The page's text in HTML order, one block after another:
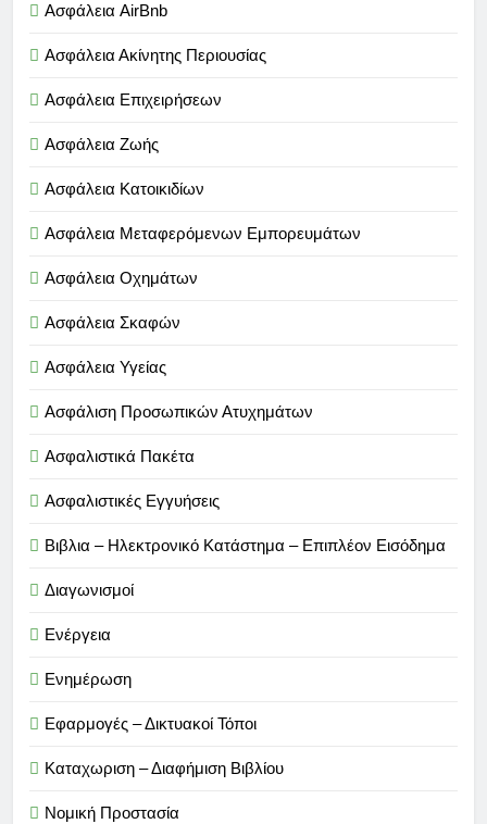
Ασφάλεια AirBnb
Ασφάλεια Ακίνητης Περιουσίας
Ασφάλεια Επιχειρήσεων
Ασφάλεια Ζωής
Ασφάλεια Κατοικιδίων
Ασφάλεια Μεταφερόμενων Εμπορευμάτων
Ασφάλεια Οχημάτων
Ασφάλεια Σκαφών
Ασφάλεια Υγείας
Ασφάλιση Προσωπικών Ατυχημάτων
Ασφαλιστικά Πακέτα
Ασφαλιστικές Εγγυήσεις
Βιβλια – Ηλεκτρονικό Κατάστημα – Επιπλέον Εισόδημα
Διαγωνισμοί
Ενέργεια
Ενημέρωση
Εφαρμογές – Δικτυακοί Τόποι
Καταχωριση – Διαφήμιση Βιβλίου
Νομική Προστασία